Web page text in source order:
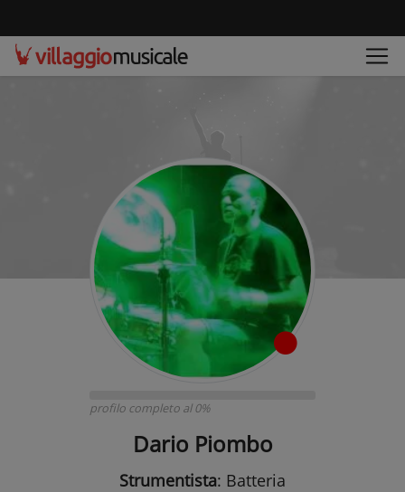
profilo completo al 0%
Dario Piombo
Strumentista: Batteria